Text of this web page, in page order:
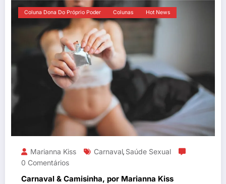
Coluna Dona Do Próprio Poder Colunas Hot News
Marianna Kiss Carnaval, Saúde Sexual
0 Comentários
Carnaval & Camisinha, por Marianna Kiss